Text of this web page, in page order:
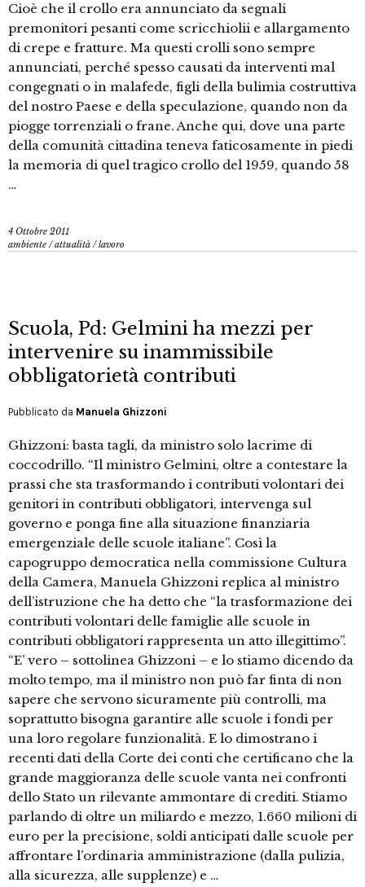
Cioè che il crollo era annunciato da segnali
premonitori pesanti come scricchiolii e allargamento
di crepe e fratture. Ma questi crolli sono sempre
annunciati, perché spesso causati da interventi mal
congegnati o in malafede, figli della bulimia costruttiva
del nostro Paese e della speculazione, quando non da
piogge torrenziali o frane. Anche qui, dove una parte
della comunità cittadina teneva faticosamente in piedi
la memoria di quel tragico crollo del 1959, quando 58
…
4 Ottobre 2011
ambiente /attualità /lavoro
Scuola, Pd: Gelmini ha mezzi per
intervenire su inammissibile
obbligatorietà contributi
Pubblicato da Manuela Ghizzoni
Ghizzoni: basta tagli, da ministro solo lacrime di
coccodrillo. “Il ministro Gelmini, oltre a contestare la
prassi che sta trasformando i contributi volontari dei
genitori in contributi obbligatori, intervenga sul
governo e ponga fine alla situazione finanziaria
emergenziale delle scuole italiane”. Così la
capogruppo democratica nella commissione Cultura
della Camera, Manuela Ghizzoni replica al ministro
dell’istruzione che ha detto che “la trasformazione dei
contributi volontari delle famiglie alle scuole in
contributi obbligatori rappresenta un atto illegittimo”.
“E’ vero – sottolinea Ghizzoni – e lo stiamo dicendo da
molto tempo, ma il ministro non può far finta di non
sapere che servono sicuramente più controlli, ma
soprattutto bisogna garantire alle scuole i fondi per
una loro regolare funzionalità. E lo dimostrano i
recenti dati della Corte dei conti che certificano che la
grande maggioranza delle scuole vanta nei confronti
dello Stato un rilevante ammontare di crediti. Stiamo
parlando di oltre un miliardo e mezzo, 1.660 milioni di
euro per la precisione, soldi anticipati dalle scuole per
affrontare l’ordinaria amministrazione (dalla pulizia,
alla sicurezza, alle supplenze) e …